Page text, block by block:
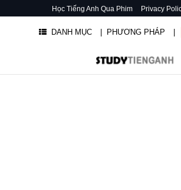
Học Tiếng Anh Qua Phim Privacy
DANH MỤC | PHƯƠNG PHÁP